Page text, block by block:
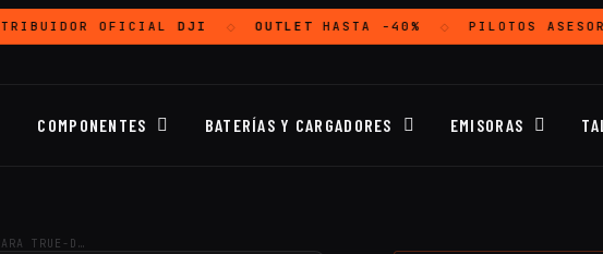
OFICIAL DJI OUTLET HASTA -40% PILOTOS
COMPONENTES BATERÍAS Y CARGADORES EMISORAS
TRUE-D…